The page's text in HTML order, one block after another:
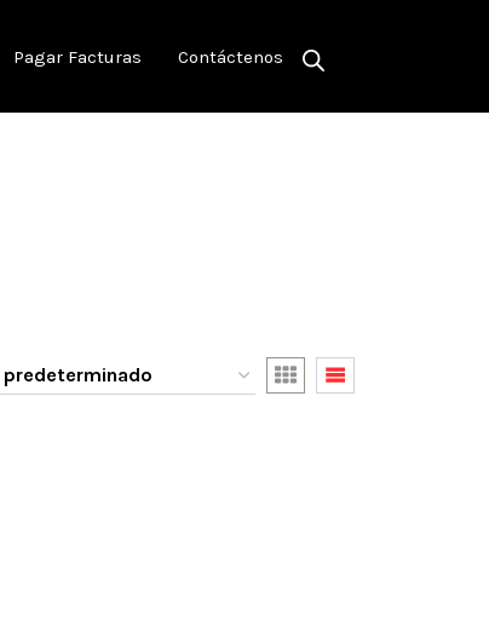
Pagar Facturas Contáctenos